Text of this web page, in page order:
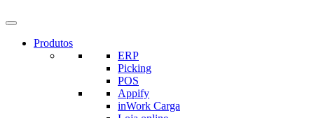
Produtos
ERP
Picking
POS
Appify
inWork Carga